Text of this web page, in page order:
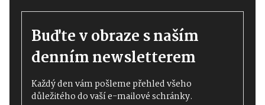
Buďte v obraze s naším
denním newsletterem
Každý den vám pošleme přehled všeho
důležitého do vaší e-mailové schránky.